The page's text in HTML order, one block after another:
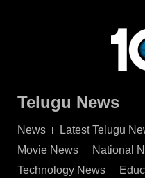
Telugu News
News Latest Telugu
Movie News
National
Technology News